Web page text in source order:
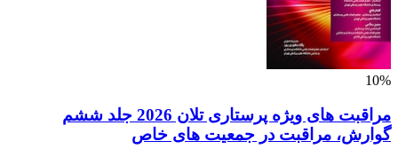
10%
مراقبت های ویژه پرستاری تلان 2026 جلد ششم
گوارش، مراقبت در جمعیت های خاص